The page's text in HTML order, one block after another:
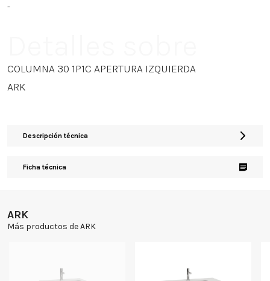
-
COLUMNA 30 1P1C APERTURA IZQUIERDA
ARK
Descripción técnica
Ficha técnica
ARK
Más productos de ARK